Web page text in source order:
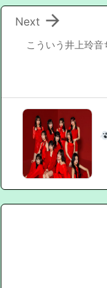
こういう井上玲

Next